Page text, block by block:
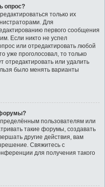
опрос?
только их
Для
первого сообщения
Если никто не успел
или отредактировать любой
уже проголосовал, то только
отредактировать или удалить
было менять варианты
пользователям или
такие форумы, создавать
другие действия, вам
Свяжитесь с
для получения такого